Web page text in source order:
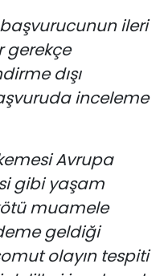
ileri
gerekçe
dışı
inceleme
Avrupa
gibi yaşam
muamele
geldiği
olayın tespiti